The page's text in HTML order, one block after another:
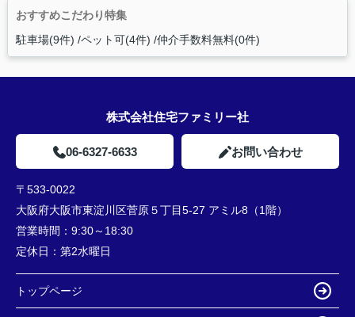
おすすめこだわり特集
駐車場(9件) ペット可(4件) 仲介手数料無料(0件)
株式会社住宅ファミリー社
06-6327-6633 お問い合わせ
〒533-0022
大阪府大阪市東淀川区菅原５丁目5-27 アミル8（1階）
営業時間： 9:30～18:30
定休日： 第2水曜日
トップページ